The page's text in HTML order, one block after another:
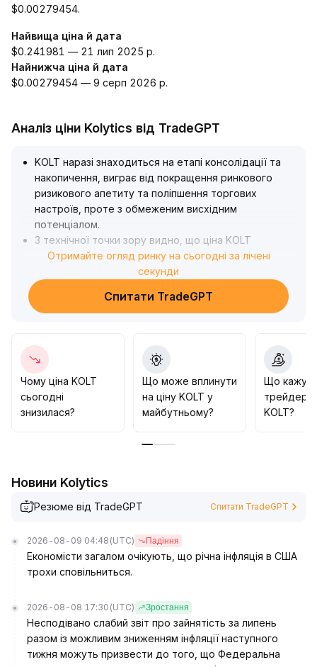
$0.00279454.
Найвища ціна й дата
$0.241981 — 21 лип 2025 р.
Найнижча ціна й дата
$0.00279454 — 9 серп 2026 р.
Аналіз ціни Kolytics від TradeGPT
KOLT наразі знаходиться на етапі консолідації та
накопичення, виграє від покращення ринкового
ризикового апетиту та поліпшення торгових
настроїв, проте з обмеженим висхідним
потенціалом.
З технічної точки зору видно, що ціна KOLT
консолідується навколо ключових ковзаючих
середніх, волатильність знижується, об'єми торгів
помірно зростають, що вказує на можливість
прориву в короткостроковій перспективі, але із
опором у поточному діапазоні KOLT
(рекомендовано орієнтуватись на зону 3
20~3.
55), входити в угоду лише після чіткого визначення
напрямку і підтвердження цінового та об'ємного
У короткостроковій перспективі основна стратегія
Отримайте огляд ринку на сьогодні за лічені
секунди
Спитати TradeGPT
Чому ціна KOLT
сьогодні
знизилася?
Що може вплинути
на ціну KOLT у
майбутньому?
Що
трейдери
KOLT?
Новини Kolytics
Резюме від TradeGPT Спитати TradeGPT
2026-08-09 04:48 (UTC) Падіння
Економісти загалом очікують, що річна інфляція в США
трохи сповільниться.
2026-08-08 17:30 (UTC) Зростання
Несподівано слабий звіт про зайнятість за липень
разом із можливим зниженням інфляції наступного
тижня можуть призвести до того, що Федеральна